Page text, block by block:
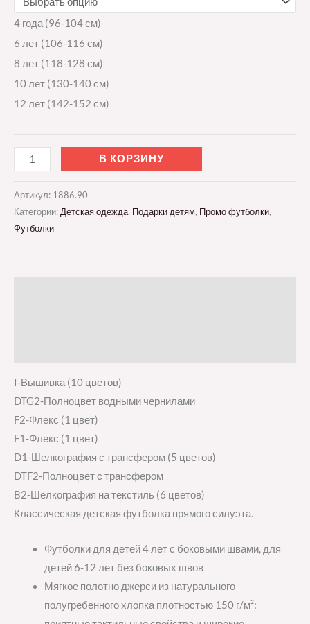
4 года (96-104 см)
6 лет (106-116 см)
8 лет (118-128 см)
10 лет (130-140 см)
12 лет (142-152 см)
В КОРЗИНУ
Артикул: 1886.90
Категории: Детская одежда, Подарки детям, Промо футболки,
Футболки
I-Вышивка (10 цветов)
DTG2-Полноцвет водными чернилами
F2-Флекс (1 цвет)
F1-Флекс (1 цвет)
D1-Шелкография с трансфером (5 цветов)
DTF2-Полноцвет с трансфером
B2-Шелкография на текстиль (6 цветов)
Классическая детская футболка прямого силуэта.
Футболки для детей 4 лет с боковыми швами, для
детей 6-12 лет без боковых швов
Мягкое полотно джерси из натурального
полугребенного хлопка плотностью 150 г/м²: